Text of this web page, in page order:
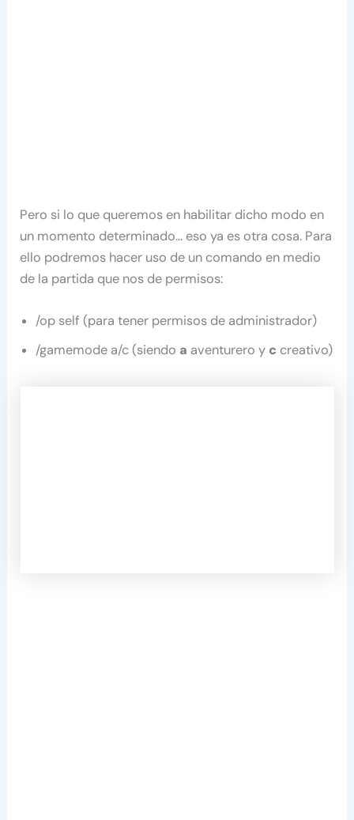
Pero si lo que queremos en habilitar dicho modo en
un momento determinado… eso ya es otra cosa. Para
ello podremos hacer uso de un comando en medio
de la partida que nos de permisos:
/op self (para tener permisos de administrador)
/gamemode a/c (siendo a aventurero y c creativo)